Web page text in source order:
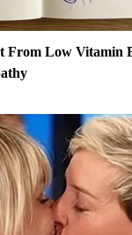
From Low Vitamin